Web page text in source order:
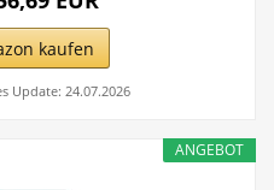
kaufen
Update: 24.07.2026
ANGEBOT